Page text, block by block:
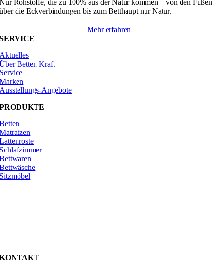
Nur Rohstoffe, die zu 100% aus der Natur kommen – von den Füßen
über die Eckverbindungen bis zum Betthaupt nur Natur.
Mehr erfahren
SERVICE
Aktuelles
Über Betten Kraft
Service
Marken
Ausstellungs-Angebote
PRODUKTE
Betten
Matratzen
Lattenroste
Schlafzimmer
Bettwaren
Bettwäsche
Sitzmöbel
KONTAKT